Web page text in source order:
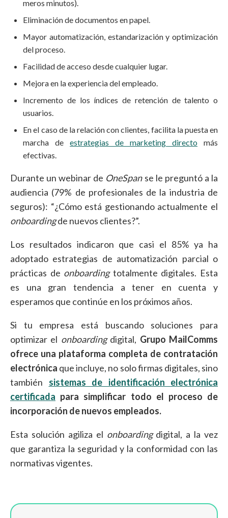
meros minutos).
Eliminación de documentos en papel.
Mayor automatización, estandarización y optimización
del proceso.
Facilidad de acceso desde cualquier lugar.
Mejora en la experiencia del empleado.
Incremento de los índices de retención de talento o
usuarios.
En el caso de la relación con clientes, facilita la puesta en
marcha deestrategias de marketing directo más
efectivas.
Durante un webinar de OneSpanse le preguntó a la
audiencia (79% de profesionales de la industria de
seguros): “¿Cómo está gestionando actualmente el
onboardingde nuevos clientes?”.
Los resultados indicaron que casi el 85% ya ha
adoptado estrategias de automatización parcial o
prácticas de onboardingtotalmente digitales. Esta
es una gran tendencia a tener en cuenta y
esperamos que continúe en los próximos años.
Si tu empresa está buscando soluciones para
optimizar el onboardingdigital, Grupo MailComms
ofrece una plataforma completa de contratación
electrónica que incluye, no solo firmas digitales, sino
también sistemas de identificación electrónica
certificada para simplificar todo el proceso de
incorporación de nuevos empleados.
Esta solución agiliza el onboardingdigital, a la vez
que garantiza la seguridad y la conformidad con las
normativas vigentes.